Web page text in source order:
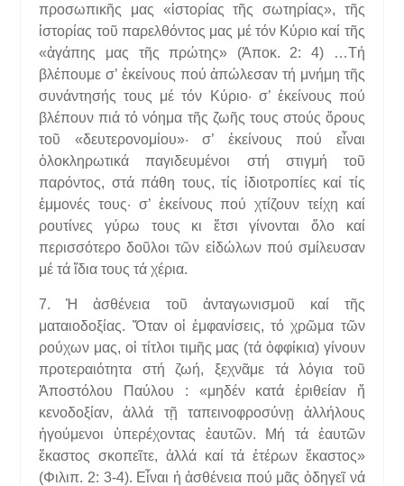
προσωπικῆς μας «ἱστορίας τῆς σωτηρίας», τῆς
ἱστορίας τοῦ παρελθόντος μας μέ τόν Κύριο καί τῆς
«ἀγάπης μας τῆς πρώτης» (Ἀποκ. 2: 4) …Τή
βλέπουμε σ’ ἐκείνους πού ἀπώλεσαν τή μνήμη τῆς
συνάντησής τους μέ τόν Κύριο· σ’ ἐκείνους πού
βλέπουν πιά τό νόημα τῆς ζωῆς τους στούς ὅρους
τοῦ «δευτερονομίου»· σ’ ἐκείνους πού εἶναι
ὁλοκληρωτικά παγιδευμένοι στή στιγμή τοῦ
παρόντος, στά πάθη τους, τίς ἰδιοτροπίες καί τίς
ἐμμονές τους· σ’ ἐκείνους πού χτίζουν τείχη καί
ρουτίνες γύρω τους κι ἔτσι γίνονται ὅλο καί
περισσότερο δοῦλοι τῶν εἰδώλων πού σμίλευσαν
μέ τά ἴδια τους τά χέρια.
7. Ἡ ἀσθένεια τοῦ ἀνταγωνισμοῦ καί τῆς
ματαιοδοξίας. Ὅταν οἱ ἐμφανίσεις, τό χρῶμα τῶν
ρούχων μας, οἱ τίτλοι τιμῆς μας (τά ὀφφίκια) γίνουν
προτεραιότητα στή ζωή, ξεχνᾶμε τά λόγια τοῦ
Ἁποστόλου Παύλου : «μηδέν κατά ἐριθείαν ἤ
κενοδοξίαν, ἀλλά τῇ ταπεινοφροσύνῃ ἀλλήλους
ἡγούμενοι ὑπερέχοντας ἑαυτῶν. Μή τά ἑαυτῶν
ἕκαστος σκοπεῖτε, ἀλλά καί τά ἑτέρων ἕκαστος»
(Φιλιπ. 2: 3-4). Εἶναι ἡ ἀσθένεια πού μᾶς ὁδηγεῖ νά